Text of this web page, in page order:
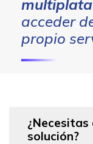
acceder
propio
solución?